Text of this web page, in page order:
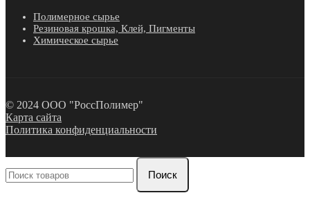
Полимерное сырье
Резиновая крошка, Клей, Пигменты
Химическое сырье
© 2024 ООО "РоссПолимер"
Карта сайта
Политика конфиденциальности
Поиск